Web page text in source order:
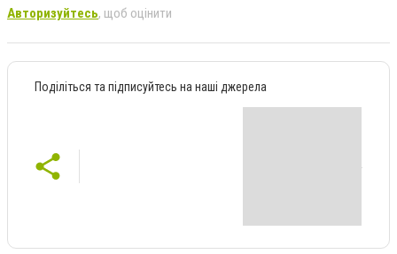
Авторизуйтесь, щоб оцінити
Поділіться та підписуйтесь на наші джерела